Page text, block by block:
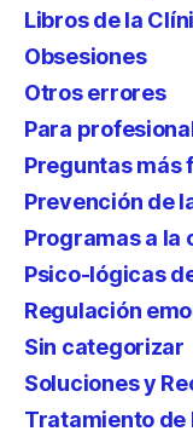
Libros de la
Obsesiones
Otros errores
Para
Preguntas más
Prevención de
Programas a la
Psico-lógicas
Regulación
Sin categorizar
Soluciones y
Tratamiento de